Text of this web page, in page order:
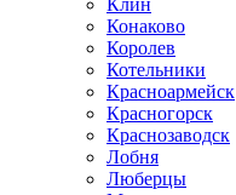
Клин
Конаково
Королев
Котельники
Красноармейск
Красногорск
Краснозаводск
Лобня
Люберцы